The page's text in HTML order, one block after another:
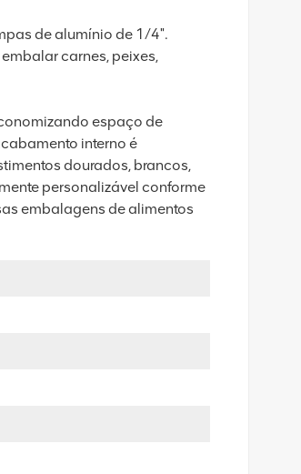
de alumínio de 1/4".
carnes, peixes,
espaço de
interno é
dourados, brancos,
personalizável conforme
embalagens de alimentos